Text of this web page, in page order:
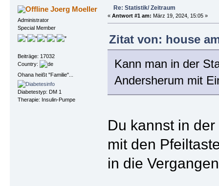
Joerg Moeller
Administrator
Special Member
Beiträge: 17032
Country:
Ohana heißt "Familie"...
Diabetestyp: DM 1
Therapie: Insulin-Pumpe
Re: Statistik/ Zeitraum
« Antwort #1 am: März 19, 2024, 15:05 »
Zitat von: house
Kann man in der
Andersherum mit
Du kannst in
mit den
in die